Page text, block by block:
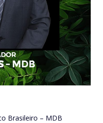
Brasileiro – MDB